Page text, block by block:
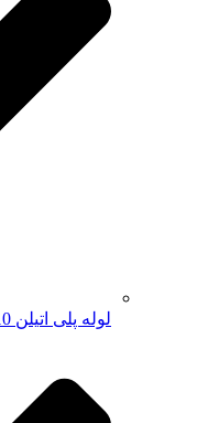
لوله پلی اتیلن 10 اینچ (250 میلیمتر)